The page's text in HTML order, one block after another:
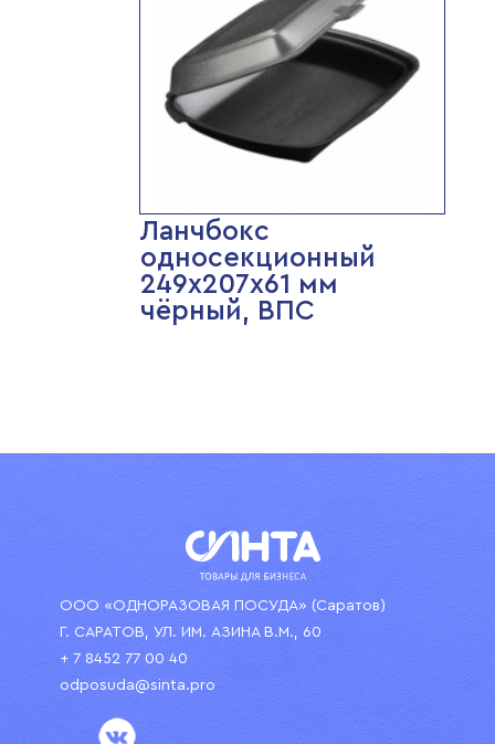
Ланчбокс
односекционный
249х207х61 мм
чёрный, ВПС
ООО «ОДНОРАЗОВАЯ ПОСУДА» (Саратов)
Г. САРАТОВ, УЛ. ИМ. АЗИНА В.М., 60
+ 7 8452 77 00 40
odposuda@sinta.pro